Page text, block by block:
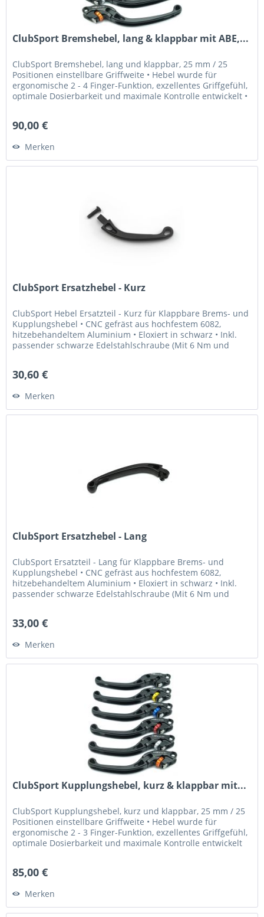
ClubSport Bremshebel, lang & klappbar mit ABE,...
ClubSport Bremshebel, lang und klappbar, 25 mm / 25
Positionen einstellbare Griffweite • Hebel wurde für
ergonomische 2 - 4 Finger-Funktion, exzellentes Griffgefühl,
optimale Dosierbarkeit und maximale Kontrolle entwickelt •
90,00 €
Merken
ClubSport Ersatzhebel - Kurz
ClubSport Hebel Ersatzteil - Kurz für Klappbare Brems- und
Kupplungshebel • CNC gefräst aus hochfestem 6082,
hitzebehandeltem Aluminium • Eloxiert in schwarz • Inkl.
passender schwarze Edelstahlschraube (Mit 6 Nm und
30,60 €
Merken
ClubSport Ersatzhebel - Lang
ClubSport Ersatzteil - Lang für Klappbare Brems- und
Kupplungshebel • CNC gefräst aus hochfestem 6082,
hitzebehandeltem Aluminium • Eloxiert in schwarz • Inkl.
passender schwarze Edelstahlschraube (Mit 6 Nm und
33,00 €
Merken
ClubSport Kupplungshebel, kurz & klappbar mit...
ClubSport Kupplungshebel, kurz und klappbar, 25 mm / 25
Positionen einstellbare Griffweite • Hebel wurde für
ergonomische 2 - 3 Finger-Funktion, exzellentes Griffgefühl,
optimale Dosierbarkeit und maximale Kontrolle entwickelt
85,00 €
Merken